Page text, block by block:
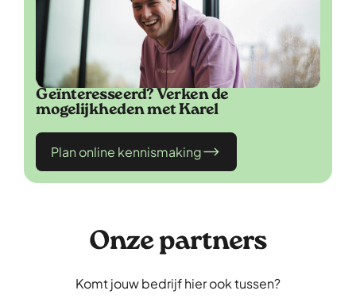
Geïnteresseerd? Verken de
mogelijkheden met Karel
Plan online kennismaking
Onze partners
Komt jouw bedrijf hier ook tussen?